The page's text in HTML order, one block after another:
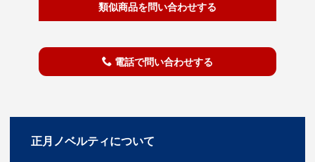
類似商品を問い合わせする
電話で問い合わせする
正月ノベルティについて